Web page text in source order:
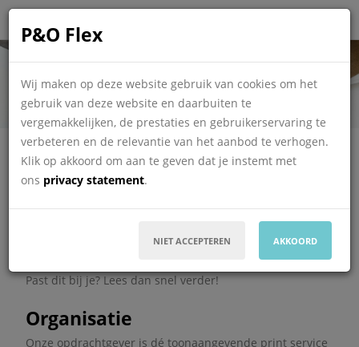
Operator after print
Deze vacature is vervallen
Informatie over de
vervallen vacature
voorkeur in de grafische sector) en een groot
Past dit bij je? Lees dan snel verder!
Organisatie
Onze opdrachtgever is dé toonaangevende print service
P&O Flex
Wij maken op deze website gebruik van cookies om het
gebruik van deze website en daarbuiten te
vergemakkelijken, de prestaties en gebruikerservaring te
verbeteren en de relevantie van het aanbod te verhogen.
Klik op akkoord om aan te geven dat je instemt met
ons privacy statement.
NIET ACCEPTEREN AKKOORD